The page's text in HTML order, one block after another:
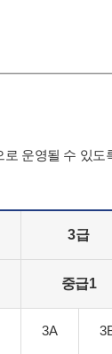
운영될 수 있도
3급
중급1
3A